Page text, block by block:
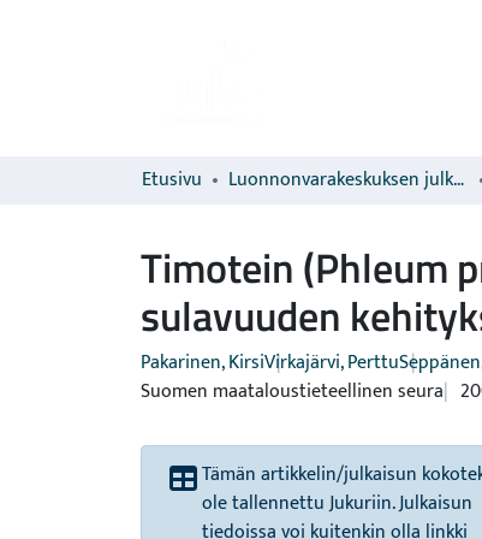
Etusivu Luonnonvarakeskuksen julkaisut
Timotein (Phleum
sulavuuden
Pakarinen, KirsiVirkajärvi, Perttu
Suomen maataloustieteellinen seura
Tämän artikkelin/julkaisun
ole tallennettu Jukuriin. Julkaisun
tiedoissa voi kuitenkin olla linkki